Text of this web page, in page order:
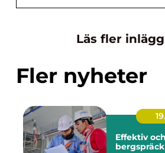
Läs fler
Fler nyheter
Effektiv